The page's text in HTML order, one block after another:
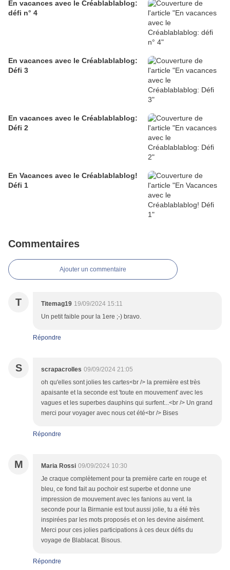
En vacances avec le Créablablablog:
défi n° 4
En vacances avec le Créablablablog:
Défi 3
En vacances avec le Créablablablog:
Défi 2
En Vacances avec le Créablablablog!
Défi 1
Commentaires
Ajouter un commentaire
T Titemag19 19/09/2024 15:11
Un petit faible pour la 1ere ;-) bravo.
Répondre
S scrapacrolles 09/09/2024 21:05
oh qu'elles sont jolies tes cartes<br /> la première est très
apaisante et la seconde est 'toute en mouvement' avec les
vagues et les superbes dauphins qui surfent...<br /> Un grand
merci pour voyager avec nous cet été<br /> Bises
Répondre
M Maria Rossi 09/09/2024 10:30
Je craque complètement pour ta première carte en rouge et
bleu, ce fond fait au pochoir est superbe et donne une
impression de mouvement avec les fanions au vent. la
seconde pour la Birmanie est tout aussi jolie, tu a été très
inspirées par les mots proposés et on les devine aisément.
Merci pour ces jolies participations à ces deux défis du
voyage de Blablacat. Bisous.
Répondre